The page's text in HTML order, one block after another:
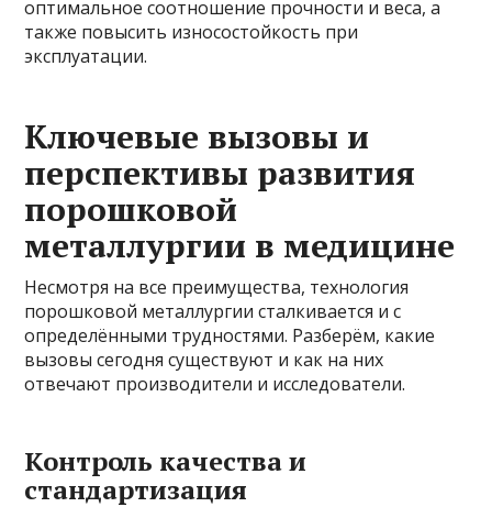
оптимальное соотношение прочности и веса, а
также повысить износостойкость при
эксплуатации.
Ключевые вызовы и
перспективы развития
порошковой
металлургии в медицине
Несмотря на все преимущества, технология
порошковой металлургии сталкивается и с
определёнными трудностями. Разберём, какие
вызовы сегодня существуют и как на них
отвечают производители и исследователи.
Контроль качества и
стандартизация